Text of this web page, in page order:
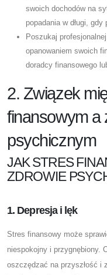
swoich dochodów na
popadania w długi,
Poszukaj
opanowaniem swoich
doradcy finansowego
2. Związek
finansowym a
psychicznym
JAK STRES
ZDROWIE
1. Depresja i lęk
Stres finansowy może
niespokojny i przygnębiony.
oszczędzać na przyszłość i